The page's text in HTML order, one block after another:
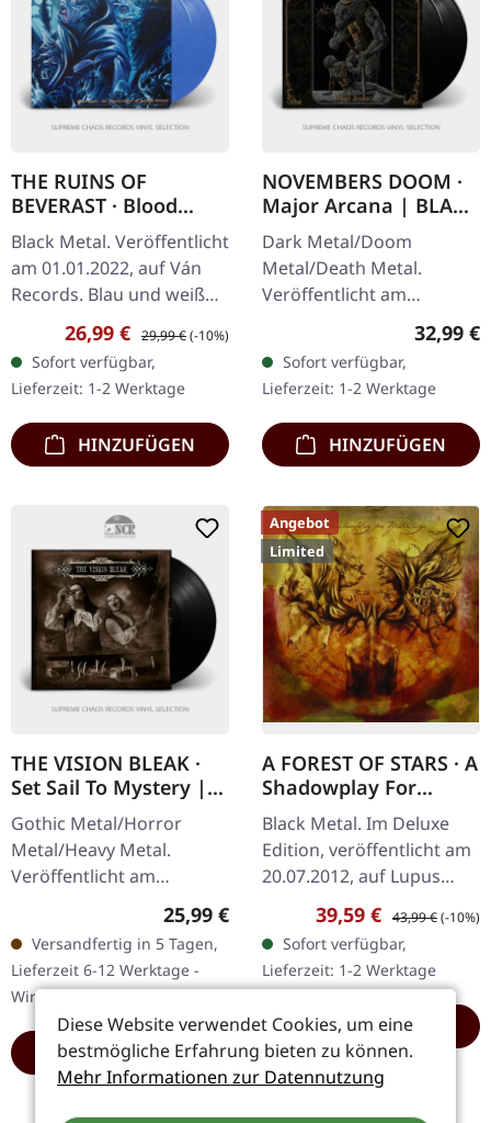
THE RUINS OF
BEVERAST · Blood
Vaults | BLUE/WHITE
2LP
Black Metal. Veröffentlicht
am 01.01.2022, auf Ván
Records. Blau und weiß
marmoriertes Doppel-
Vinyl im Gatefold-Cover
mit bedruckter
Innenhülle,…
Verkaufspreis:
26,99 € Regulärer Preis:
29,99 €(-10%)
Sofort verfügbar,
Lieferzeit: 1-2 Werktage
HINZUFÜGEN
NOVEMBERS DOOM ·
Major Arcana | BLACK
2LP
Dark Metal/Doom
Metal/Death Metal.
Veröffentlicht am
19.09.2025, auf Prophecy
Productions. Schwarzes
Doppel-Vinyl im Gatefold-
Cover mit zusätzlichem…
32,99 €
Sofort verfügbar,
Lieferzeit: 1-2 Werktage
HINZUFÜGEN
THE VISION BLEAK ·
Set Sail To Mystery |
BLACK LP
Gothic Metal/Horror
Metal/Heavy Metal.
Veröffentlicht am
27.01.2023, auf Prophecy
Productions. Schwarzes
Vinyl im Gatefold-Cover
mit bedruckter…
Regulärer Preis:
25,99 €
Versandfertig in 5 Tagen,
Lieferzeit 6-12 Werktage -
Wird in Kürze eintreffen
HINZUFÜGEN
Angebot
Limited
A FOREST OF STARS · A
Shadowplay For
Yesterdays | LIMITED
DELUXE 2CD+DVD
ARTBOOK
Black Metal. Im Deluxe
Edition, veröffentlicht am
20.07.2012, auf Lupus
Lounge. Ltd Deluxe
Artbook 2-CD+DVD,
hardcover 48-page book.
Limitiert auf…
Verkaufspreis:
39,59 € Regulärer Preis:
43,99 €(-10%)
Sofort verfügbar,
Lieferzeit: 1-2 Werktage
HINZUFÜGEN
Diese Website verwendet Cookies, um eine
bestmögliche Erfahrung bieten zu können.
Mehr Informationen zur Datennutzung